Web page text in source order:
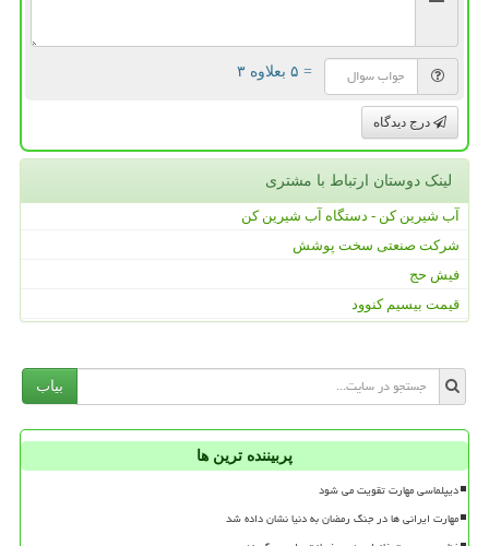
= ۵ بعلاوه ۳
درج دیدگاه
لینک دوستان ارتباط با مشتری
آب شیرین کن - دستگاه آب شیرین کن
شرکت صنعتی سخت پوشش
فیش حج
قیمت بیسیم کنوود
بیاب
پربیننده ترین ها
دیپلماسی مهارت تقویت می شود
مهارت ایرانی ها در جنگ رمضان به دنیا نشان داده شد